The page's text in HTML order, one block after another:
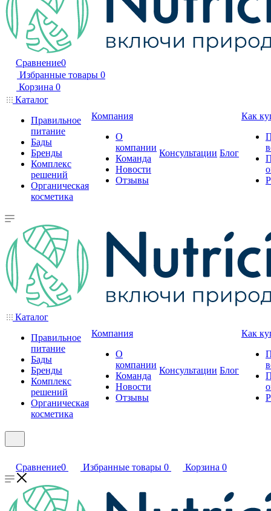
Сравнение0
Избранные товары 0
Корзина 0
Каталог
Правильное
питание
Бады
Бренды
Комплекс
решений
Органическая
косметика
Компания
О
компании
Команда
Новости
Отзывы
Консультации Блог
Как
Каталог
Правильное
питание
Бады
Бренды
Комплекс
решений
Органическая
косметика
Компания
О
компании
Команда
Новости
Отзывы
Консультации Блог
Как
Сравнение0 Избранные товары 0 Корзина 0